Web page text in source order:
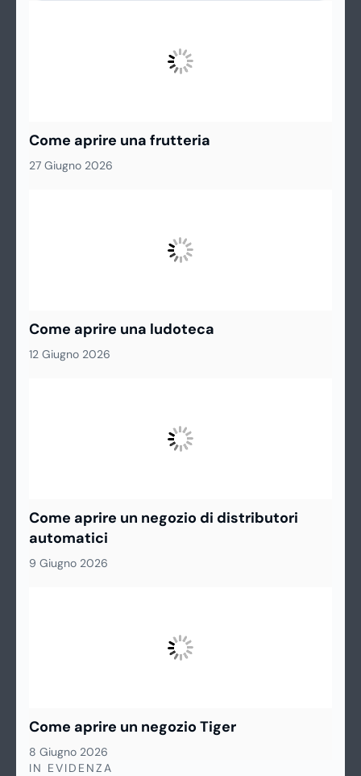
esattamente quello che ti serve per
Come aprire una frutteria
27 Giugno 2026
Come aprire una ludoteca
12 Giugno 2026
Come aprire un negozio di distributori
automatici
9 Giugno 2026
Come aprire un negozio Tiger
8 Giugno 2026
IN EVIDENZA